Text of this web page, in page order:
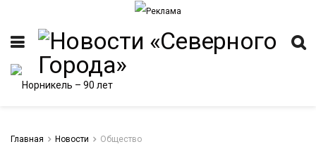
Главная Новости Общество